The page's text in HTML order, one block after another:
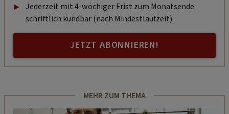
Jederzeit mit 4-wöchiger Frist zum Monatsende
schriftlich kündbar (nach Mindestlaufzeit).
JETZT ABONNIEREN!
MEHR ZUM THEMA